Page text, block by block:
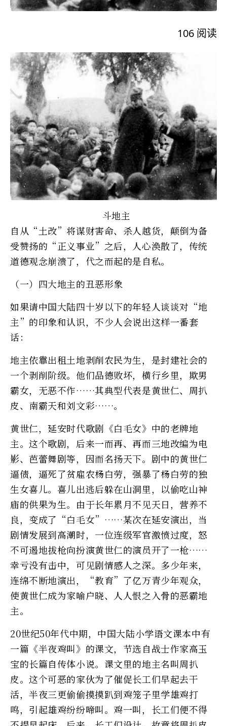
106 阅读
斗地主
自从“土改”将谋财害命、杀人越货，颠倒为备
受赞扬的“正义事业”之后，人心涣散了，传统
道德观念崩溃了，代之而起的是自私。
（一）四大地主的丑恶形象
如果请中国大陆四十岁以下的年轻人谈谈对“地
主”的印象和认识，不少人会说出这样一番套
话：
地主依靠出租土地剥削农民为生，是封建社会的
一个剥削阶级。他们品德败坏，横行乡里，欺男
霸女，无恶不作……其典型代表是黄世仁、周扒
皮、南霸天和刘文彩……。
黄世仁，延安时代歌剧《白毛女》中的老牌地
主。这个歌剧，后来一而再、再而三地改编为电
影、芭蕾舞剧等，因而名扬天下。剧中的黄世仁
逼债，逼死了贫雇农杨白劳，强暴了杨白劳的独
生女喜儿。喜儿出逃后躲在山洞里，以偷吃山神
庙的供果为生。由于长年累月不见天日，营养不
良，变成了“白毛女”……某次在延安演出，当
剧情发展到高潮时，一位连级军官激愤过度，怒
不可遏地拔枪向扮演黄世仁的演员开了一枪……
幸亏没有击中，可见剧情感人之深。多少年来，
连绵不断地演出，“教育”了亿万青少年观众，
使黄世仁成为家喻户晓、人人恨之入骨的恶霸地
主。
20世纪50年代中期，中国大陆小学语文课本中有
一篇《半夜鸡叫》的课文，节选自战士作家高玉
宝的长篇自传体小说。课文里的地主名叫周扒
皮。这个可恶的家伙为了催促长工们早起去干
活，半夜三更偷偷摸摸趴到鸡笼子里学雄鸡打
鸣，引起雄鸡纷纷啼叫。鸡一叫，长工们便不得